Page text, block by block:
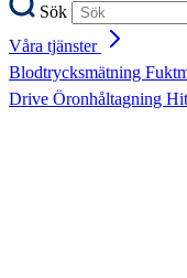
Sök
Våra tjänster
Blodtrycksmätning
Drive Öronhåltagning